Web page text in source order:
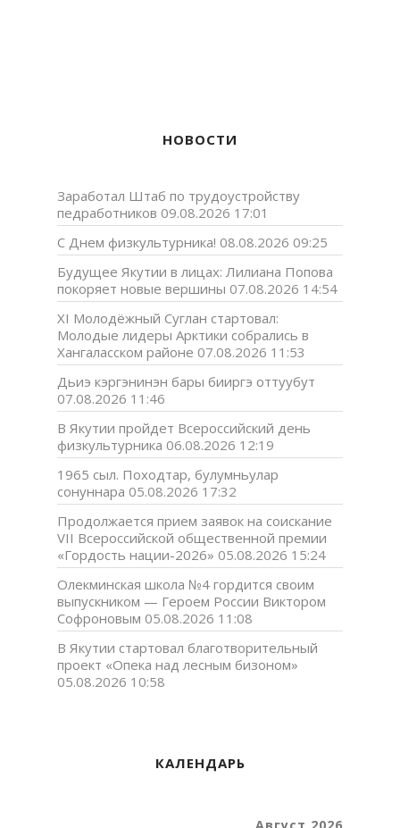
НОВОСТИ
Заработал Штаб по трудоустройству
педработников 09.08.2026 17:01
С Днем физкультурника! 08.08.2026 09:25
Будущее Якутии в лицах: Лилиана Попова
покоряет новые вершины 07.08.2026 14:54
XI Молодёжный Суглан стартовал:
Молодые лидеры Арктики собрались в
Хангаласском районе 07.08.2026 11:53
Дьиэ кэргэнинэн бары бииргэ оттуубут
07.08.2026 11:46
В Якутии пройдет Всероссийский день
физкультурника 06.08.2026 12:19
1965 сыл. Походтар, булумньулар
сонуннара 05.08.2026 17:32
Продолжается прием заявок на соискание
VII Всероссийской общественной премии
«Гордость нации-2026» 05.08.2026 15:24
Олекминская школа №4 гордится своим
выпускником — Героем России Виктором
Софроновым 05.08.2026 11:08
В Якутии стартовал благотворительный
проект «Опека над лесным бизоном»
05.08.2026 10:58
КАЛЕНДАРЬ
Август 2026